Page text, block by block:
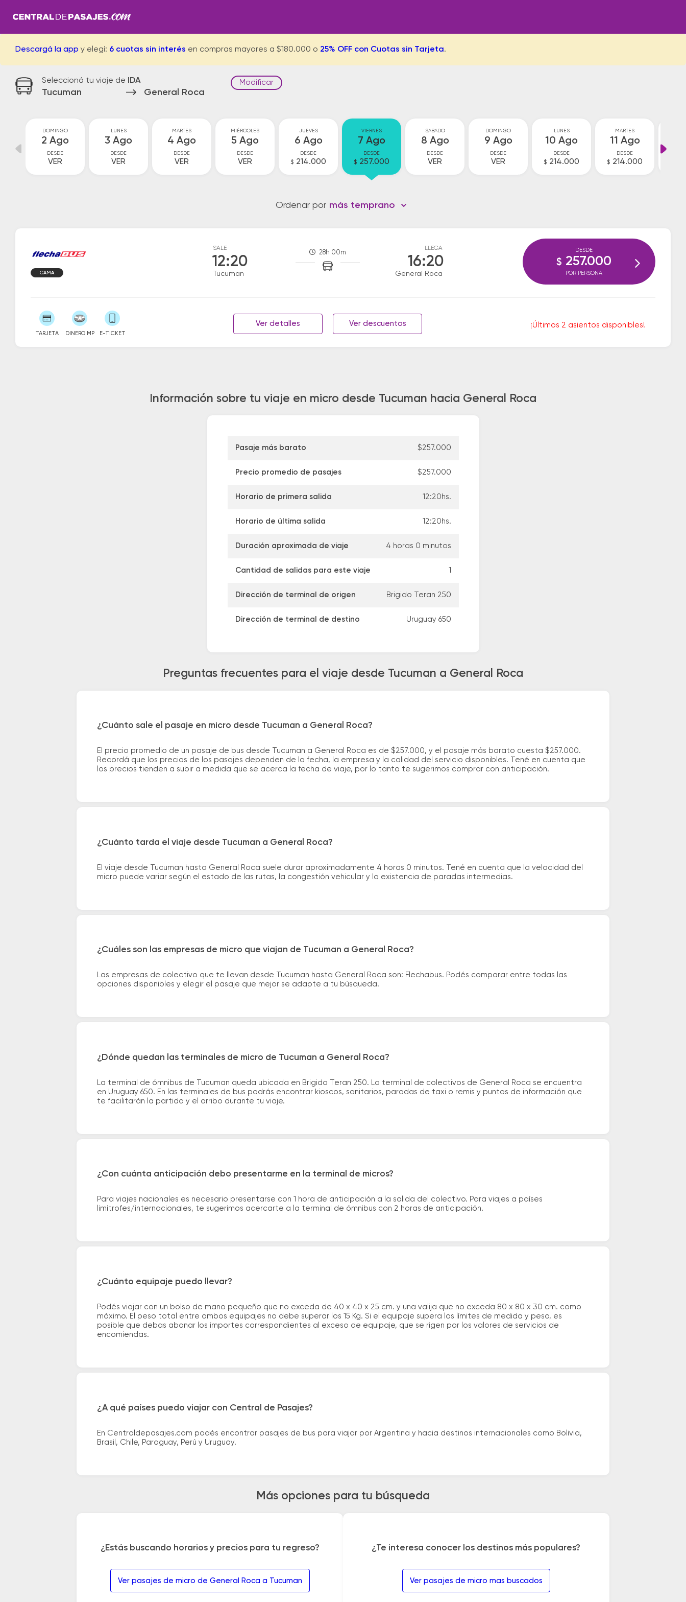
Descargá la app y elegí: 6 cuotas sin interés en compras mayores a $180.000 o 25% OFF con Cuotas sin Tarjeta.
Seleccioná tu viaje de IDA
Tucuman General Roca
Modificar
DOMINGO
2 Ago
DESDE
VER
LUNES
3 Ago
DESDE
VER
MARTES
4 Ago
DESDE
VER
MIÉRCOLES
5 Ago
DESDE
VER
JUEVES
6 Ago
DESDE
$ 214.000
VIERNES
7 Ago
DESDE
$ 257.000
SABADO
8 Ago
DESDE
VER
DOMINGO
9 Ago
DESDE
VER
LUNES
10 Ago
DESDE
$ 214.000
MARTES
11 Ago
DESDE
$ 214.000
Ordenar por más temprano
SALE
12:20
Tucuman
28h 00m
LLEGA
16:20
General Roca
CAMA
TARJETA DINERO MP E-TICKET
Ver detalles Ver descuentos ¡Últimos 2 asientos disponibles!
DESDE
$ 257.000
POR PERSONA
Información sobre tu viaje en micro desde Tucuman hacia General Roca
Pasaje más barato $257.000
Precio promedio de pasajes $257.000
Horario de primera salida 12:20hs.
Horario de última salida 12:20hs.
Duración aproximada de viaje 4 horas 0 minutos
Cantidad de salidas para este viaje 1
Dirección de terminal de origen Brigido Teran 250
Dirección de terminal de destino Uruguay 650
Preguntas frecuentes para el viaje desde Tucuman a General Roca
¿Cuánto sale el pasaje en micro desde Tucuman a General Roca?
El precio promedio de un pasaje de bus desde Tucuman a General Roca es de $257.000, y el pasaje más barato cuesta $257.000.
Recordá que los precios de los pasajes dependen de la fecha, la empresa y la calidad del servicio disponibles. Tené en cuenta que
los precios tienden a subir a medida que se acerca la fecha de viaje, por lo tanto te sugerimos comprar con anticipación.
¿Cuánto tarda el viaje desde Tucuman a General Roca?
El viaje desde Tucuman hasta General Roca suele durar aproximadamente 4 horas 0 minutos. Tené en cuenta que la velocidad del
micro puede variar según el estado de las rutas, la congestión vehicular y la existencia de paradas intermedias.
¿Cuáles son las empresas de micro que viajan de Tucuman a General Roca?
Las empresas de colectivo que te llevan desde Tucuman hasta General Roca son: Flechabus. Podés comparar entre todas las
opciones disponibles y elegir el pasaje que mejor se adapte a tu búsqueda.
¿Dónde quedan las terminales de micro de Tucuman a General Roca?
La terminal de ómnibus de Tucuman queda ubicada en Brigido Teran 250. La terminal de colectivos de General Roca se encuentra
en Uruguay 650. En las terminales de bus podrás encontrar kioscos, sanitarios, paradas de taxi o remis y puntos de información que
te facilitarán la partida y el arribo durante tu viaje.
¿Con cuánta anticipación debo presentarme en la terminal de micros?
Para viajes nacionales es necesario presentarse con 1 hora de anticipación a la salida del colectivo. Para viajes a países
limítrofes/internacionales, te sugerimos acercarte a la terminal de ómnibus con 2 horas de anticipación.
¿Cuánto equipaje puedo llevar?
Podés viajar con un bolso de mano pequeño que no exceda de 40 x 40 x 25 cm. y una valija que no exceda 80 x 80 x 30 cm. como
máximo. El peso total entre ambos equipajes no debe superar los 15 Kg. Si el equipaje supera los límites de medida y peso, es
posible que debas abonar los importes correspondientes al exceso de equipaje, que se rigen por los valores de servicios de
encomiendas.
¿A qué países puedo viajar con Central de Pasajes?
En Centraldepasajes.com podés encontrar pasajes de bus para viajar por Argentina y hacia destinos internacionales como Bolivia,
Brasil, Chile, Paraguay, Perú y Uruguay.
Más opciones para tu búsqueda
¿Estás buscando horarios y precios para tu regreso?
Ver pasajes de micro de General Roca a Tucuman
¿Te interesa conocer los destinos más populares?
Ver pasajes de micro mas buscados